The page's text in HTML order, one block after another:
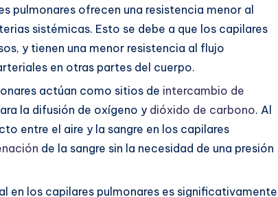
pulmonares ofrecen una resistencia menor al
sistémicas. Esto se debe a que los capilares
y tienen una menor resistencia al flujo
en otras partes del cuerpo.
actúan como sitios de intercambio de
la difusión de oxígeno y dióxido de carbono. Al
entre el aire y la sangre en los capilares
de la sangre sin la necesidad de una presión
en los capilares pulmonares es significativamente